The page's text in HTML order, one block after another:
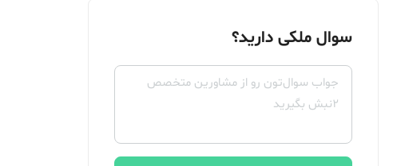
سوال ملکی دارید؟